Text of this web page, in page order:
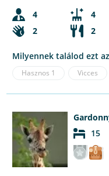
4
4
2
2
Milyennek találod ezt
Hasznos 1 Vicces
15